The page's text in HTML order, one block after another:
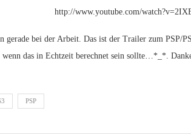
http://www.youtube.com/
gerade bei der Arbeit. Das ist der Trailer zum PSP/
das in Echtzeit berechnet sein sollte…*_*.
PSP